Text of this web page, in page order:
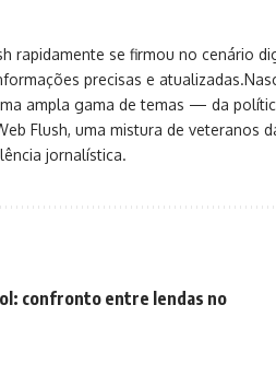
rapidamente se firmou no cenário
precisas e
ampla gama de temas — da
Flush, uma mistura de veteranos
jornalística.
confronto entre lendas no